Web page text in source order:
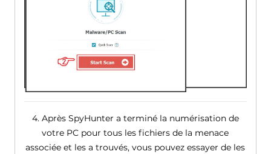
4. Après SpyHunter a terminé la numérisation de
votre PC pour tous les fichiers de la menace
associée et les a trouvés, vous pouvez essayer de les